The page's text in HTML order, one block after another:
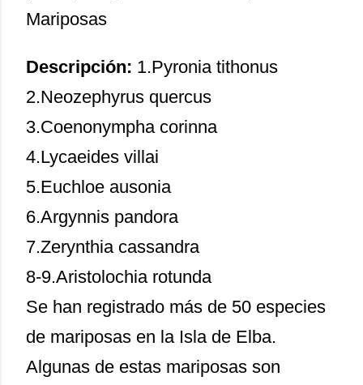
Mariposas
Descripción: 1.Pyronia tithonus
2.Neozephyrus quercus
3.Coenonympha corinna
4.Lycaeides villai
5.Euchloe ausonia
6.Argynnis pandora
7.Zerynthia cassandra
8-9.Aristolochia rotunda
Se han registrado más de 50 especies
de mariposas en la Isla de Elba.
Algunas de estas mariposas son